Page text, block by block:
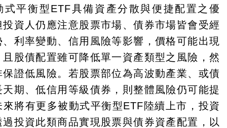
式平衡型ETF具備資產分散與便捷配置之優
投資人仍應注意股票市場、債券市場皆會受經
、利率變動、信用風險等影響，價格可能出現
且股債配置雖可降低單一資產類型之風險，然
保證低風險。若股票部位為高波動產業、或債
天期、低信用等級債券，則整體風險仍可能提
來將有更多被動式平衡型ETF陸續上市，投資
過投資此類商品實現股票與債券資產配置，以